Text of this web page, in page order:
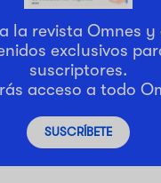
la revista Omnes
exclusivos
suscriptores.
acceso a todo
SUSCRÍBETE